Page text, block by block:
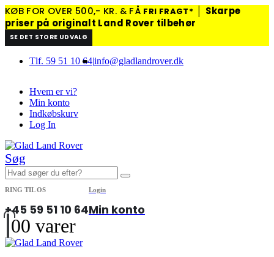
KØB FOR OVER 500,- KR. & FÅ FRI FRAGT*
Skarpe
priser på originalt Land Rover tilbehør
SE DET STORE UDVALG
Tlf. 59 51 10 64|info@gladlandrover.dk
Hvem er vi?
Min konto
Indkøbskurv
Log In
Søg
RING TIL OS
+45 59 51 10 64
Login
Min konto
00 varer